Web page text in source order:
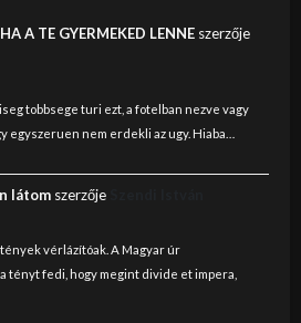
A TE GYERMEKED LENNEszerzője
tobbsege turi ezt, a fotelban nezve vagy
egyszeruen nem erdekli az ugy. Hiaba…
látomszerzője
vérlázítóak. A Magyar úr
tényt fedi, hogy megint divide et impera,